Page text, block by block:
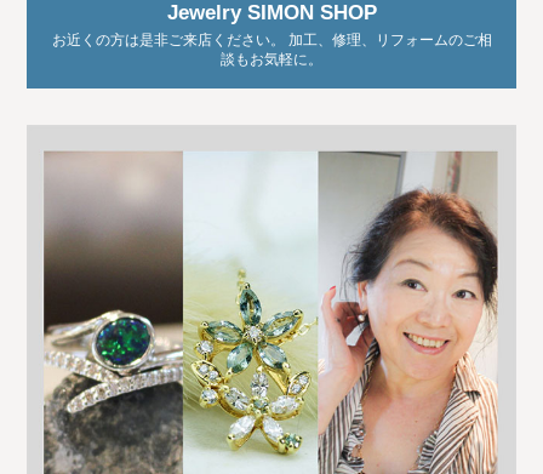
Jewelry SIMON SHOP
お近くの方は是非ご来店ください。 加工、修理、リフォームのご相
談もお気軽に。